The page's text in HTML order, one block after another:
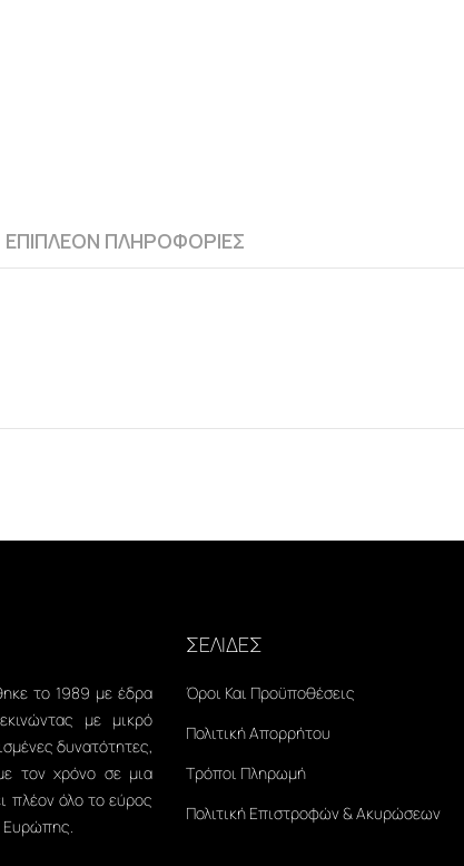
ΕΠΙΠΛΈΟΝ ΠΛΗΡΟΦΟΡΊΕΣ
το 1989 με έδρα
με μικρό
δυνατότητες,
τον χρόνο σε μια
πλέον όλο το εύρος
Ευρώπης.
ΣΕΛΙΔΕΣ
Όροι Και Προϋποθέσεις
Πολιτική Απορρήτου
Τρόποι Πληρωμή
Πολιτική Επιστροφών & Ακυρώσεων